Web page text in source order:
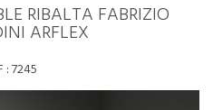
RIBALTA FABRIZIO
ARFLEX
:7245